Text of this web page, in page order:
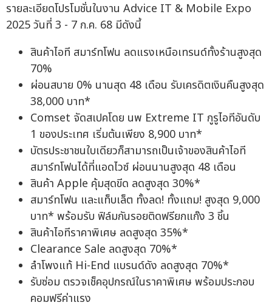
รายละเอียดโปรโมชั่นในงาน Advice IT & Mobile Expo
2025 วันที่ 3 - 7 ก.ค. 68 มีดังนี้
สินค้าไอที สมาร์ทโฟน ลดแรงเหนือเทรนด์ทั้งร้านสูงสุด
70%
ผ่อนสบาย 0% นานสุด 48 เดือน รับเครดิตเงินคืนสูงสุด
38,000 บาท*
Comset จัดสเปคโดย นพ Extreme IT กูรูไอทีอันดับ
1 ของประเทศ เริ่มต้นเพียง 8,900 บาท*
บัตรประชาชนใบเดียวก็สามารถเป็นเจ้าของสินค้าไอที
สมาร์ทโฟนได้ที่แอดไวซ์ ผ่อนนานสูงสุด 48 เดือน
สินค้า Apple คุ้มสุดขีด ลดสูงสุด 30%*
สมาร์ทโฟน และแท็บเล็ต ทั้งลด! ทั้งแถม! สูงสุด 9,000
บาท* พร้อมรับ ฟิล์มกันรอยติดฟรียกแก๊ง 3 ชิ้น
สินค้าไอทีราคาพิเศษ ลดสูงสุด 35%*
Clearance Sale ลดสูงสุด 70%*
ลำโพงแท้ Hi-End แบรนด์ดัง ลดสูงสุด 70%*
รับซ่อม ตรวจเช็คอุปกรณ์ในราคาพิเศษ พร้อมประกอบ
คอมฟรีค่าแรง